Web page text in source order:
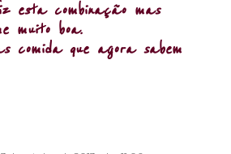
esta combinação mas
muito boa.
comida que agora sabem